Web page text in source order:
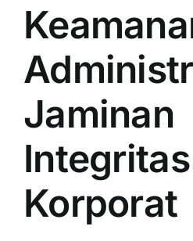
Jaminan
Integritas
Korporat